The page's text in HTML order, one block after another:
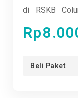
di RSKB
memberikan
sembilan
teknologi
pengalaman
Rp
Beli Paket